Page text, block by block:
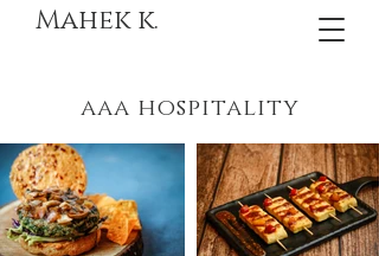
Mahek k.
aaa hospitality